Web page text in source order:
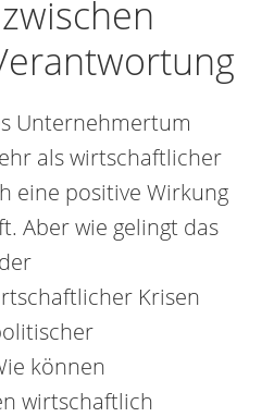
Unternehmertum
als wirtschaftlicher
eine positive Wirkung
Aber wie gelingt das
Krisen
können
wirtschaftlich